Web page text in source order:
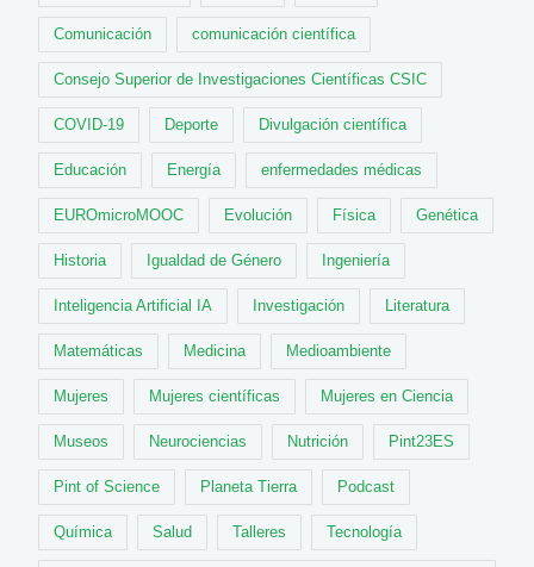
Comunicación comunicación científica
Consejo Superior de Investigaciones Científicas CSIC
COVID-19 Deporte Divulgación científica
Educación Energía enfermedades médicas
EUROmicroMOOC Evolución Física Genética
Historia Igualdad de Género Ingeniería
Inteligencia Artificial IA Investigación Literatura
Matemáticas Medicina Medioambiente
Mujeres Mujeres científicas Mujeres en Ciencia
Museos Neurociencias Nutrición Pint23ES
Pint of Science Planeta Tierra Podcast
Química Salud Talleres Tecnología